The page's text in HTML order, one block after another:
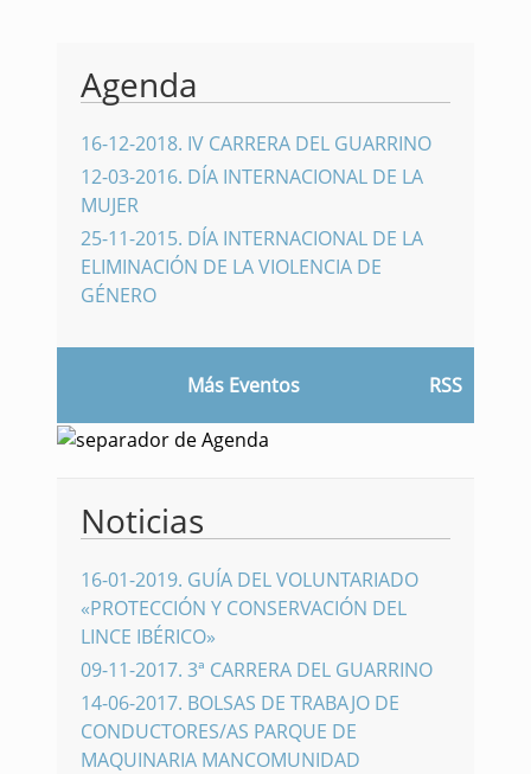
Agenda
16-12-2018. IV CARRERA DEL GUARRINO
12-03-2016. DÍA INTERNACIONAL DE LA
MUJER
25-11-2015. DÍA INTERNACIONAL DE LA
ELIMINACIÓN DE LA VIOLENCIA DE
GÉNERO
Más Eventos RSS
Noticias
16-01-2019. GUÍA DEL VOLUNTARIADO
«PROTECCIÓN Y CONSERVACIÓN DEL
LINCE IBÉRICO»
09-11-2017. 3ª CARRERA DEL GUARRINO
14-06-2017. BOLSAS DE TRABAJO DE
CONDUCTORES/AS PARQUE DE
MAQUINARIA MANCOMUNIDAD